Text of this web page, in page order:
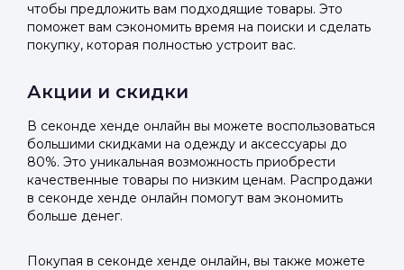
чтобы предложить вам подходящие товары. Это
поможет вам сэкономить время на поиски и сделать
покупку, которая полностью устроит вас.
Акции и скидки
В секонде хенде онлайн вы можете воспользоваться
большими скидками на одежду и аксессуары до
80%. Это уникальная возможность приобрести
качественные товары по низким ценам. Распродажи
в секонде хенде онлайн помогут вам экономить
больше денег.
Покупая в секонде хенде онлайн, вы также можете